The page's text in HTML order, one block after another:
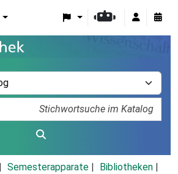
Semesterapparate
Bibliotheken